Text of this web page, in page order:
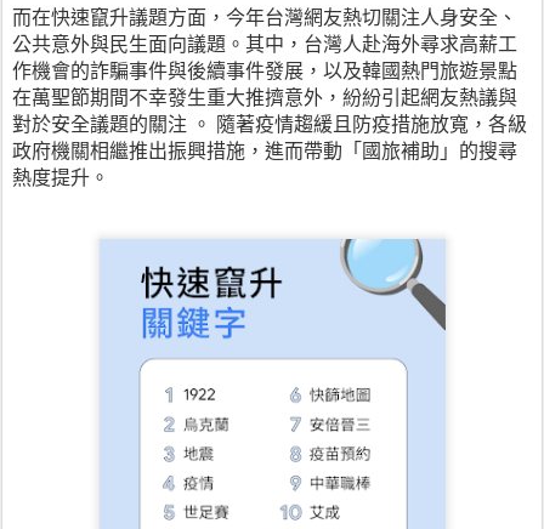
而在快速竄升議題方面，今年台灣網友熱切關注人身安全、
公共意外與民生面向議題。其中，台灣人赴海外尋求高薪工
作機會的詐騙事件與後續事件發展，以及韓國熱門旅遊景點
在萬聖節期間不幸發生重大推擠意外，紛紛引起網友熱議與
對於安全議題的關注 。 隨著疫情趨緩且防疫措施放寬，各級
政府機關相繼推出振興措施，進而帶動「國旅補助」的搜尋
熱度提升。